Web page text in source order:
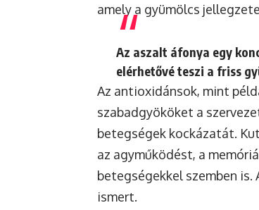
amely a gyümölcs
Az aszalt áfonya egy
elérhetővé teszi a friss
Az antioxidánsok, mint
szabadgyököket a
betegségek kockázatát.
az agyműködést, a
betegségekkel szemben
ismert.